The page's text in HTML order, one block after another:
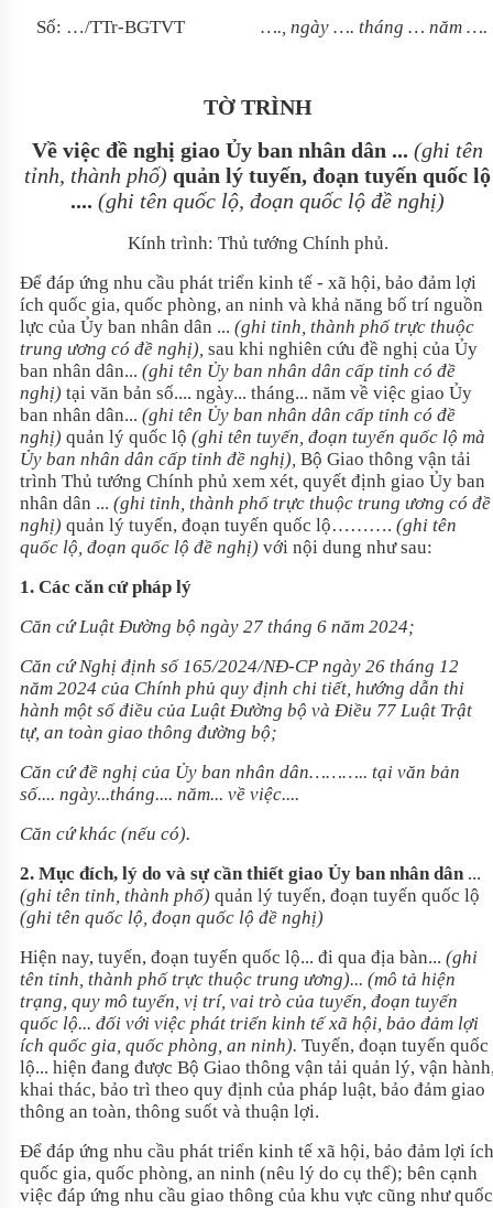
Số: …/TTr-BGTVT
…., ngày …. tháng … năm ….
TỜ TRÌNH
Về việc đề nghị giao Ủy ban nhân dân ... (ghi tên
tỉnh, thành phố) quản lý tuyến, đoạn tuyến quốc lộ
.... (ghi tên quốc lộ, đoạn quốc lộ đề nghị)
Kính trình: Thủ tướng Chính phủ.
Để đáp ứng nhu cầu phát triển kinh tế - xã hội, bảo đảm lợi
ích quốc gia, quốc phòng, an ninh và khả năng bố trí nguồn
lực của Ủy ban nhân dân ... (ghi tỉnh, thành phố trực thuộc
trung ương có đề nghị), sau khi nghiên cứu đề nghị của Ủy
ban nhân dân... (ghi tên Ủy ban nhân dân cấp tỉnh có đề
nghị) tại văn bản số.... ngày... tháng... năm về việc giao Ủy
ban nhân dân... (ghi tên Ủy ban nhân dân cấp tỉnh có đề
nghị) quản lý quốc lộ (ghi tên tuyến, đoạn tuyến quốc lộ mà
Ủy ban nhân dân cấp tỉnh đề nghị), Bộ Giao thông vận tải
trình Thủ tướng Chính phủ xem xét, quyết định giao Ủy ban
nhân dân ... (ghi tỉnh, thành phố trực thuộc trung ương có đề
nghị) quản lý tuyến, đoạn tuyến quốc lộ………. (ghi tên
quốc lộ, đoạn quốc lộ đề nghị) với nội dung như sau:
1. Các căn cứ pháp lý
Căn cứLuật Đường bộ ngày 27 tháng 6 năm 2024;
Căn cứ Nghị định số 165/2024/NĐ-CP ngày 26 tháng 12
năm 2024 của Chính phủ quy định chi tiết, hướng dẫn thi
hành một số điều của Luật Đường bộ và Điều 77 Luật Trật
tự, an toàn giao thông đường bộ;
Căn cứ đề nghị của Ủy ban nhân dân……….. tại văn bản
số.... ngày...tháng.... năm... về việc....
Căn cứ khác (nếu có).
2. Mục đích, lý do và sự cần thiết giao Ủy ban nhân dân ...
(ghi tên tỉnh, thành phố) quản lý tuyến, đoạn tuyến quốc lộ
(ghi tên quốc lộ, đoạn quốc lộ đề nghị)
Hiện nay, tuyến, đoạn tuyến quốc lộ... đi qua địa bàn... (ghi
tên tỉnh, thành phố trực thuộc trung ương)... (mô tả hiện
trạng, quy mô tuyến, vị trí, vai trò của tuyến, đoạn tuyến
quốc lộ... đối với việc phát triển kinh tế xã hội, bảo đảm lợi
ích quốc gia, quốc phòng, an ninh). Tuyến, đoạn tuyến quốc
lộ... hiện đang được Bộ Giao thông vận tải quản lý, vận
khai thác, bảo trì theo quy định của pháp luật, bảo đảm giao
thông an toàn, thông suốt và thuận lợi.
Để đáp ứng nhu cầu phát triển kinh tế xã hội, bảo đảm lợi ích
quốc gia, quốc phòng, an ninh (nêu lý do cụ thể); bên cạnh
việc đáp ứng nhu cầu giao thông của khu vực cũng như quốc